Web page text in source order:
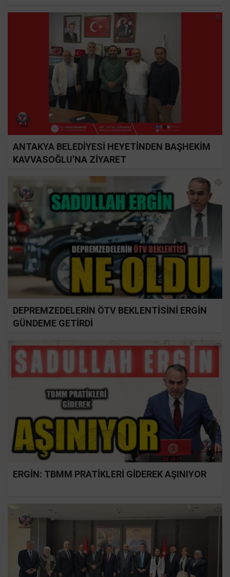
ANTAKYA BELEDİYESİ HEYETİNDEN BAŞHEKİM
KAVVASOĞLU’NA ZİYARET
DEPREMZEDELERİN ÖTV BEKLENTİSİNİ ERGİN
GÜNDEME GETİRDİ
ERGİN: TBMM PRATİKLERİ GİDEREK AŞINIYOR